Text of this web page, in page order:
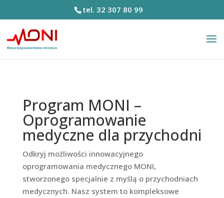
tel. 32 307 80 99
Program MONI –
Oprogramowanie
medyczne dla przychodni
Odkryj możliwości innowacyjnego
oprogramowania medycznego MONI,
stworzonego specjalnie z myślą o przychodniach
medycznych. Nasz system to kompleksowe